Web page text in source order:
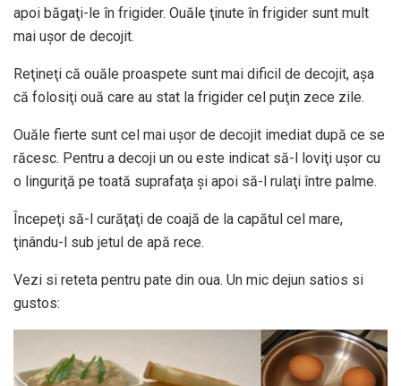
apoi băgaţi-le în frigider. Ouăle ţinute în frigider sunt mult
mai uşor de decojit.
Reţineţi că ouăle proaspete sunt mai dificil de decojit, aşa
că folosiţi ouă care au stat la frigider cel puţin zece zile.
Ouăle fierte sunt cel mai uşor de decojit imediat după ce se
răcesc. Pentru a decoji un ou este indicat să-l loviţi uşor cu
o linguriţă pe toată suprafaţa şi apoi să-l rulaţi între palme.
Începeţi să-l curăţaţi de coajă de la capătul cel mare,
ţinându-l sub jetul de apă rece.
Vezi si reteta pentru pate din oua. Un mic dejun satios si
gustos: